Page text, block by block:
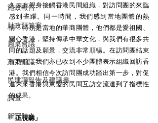
施政報告
財政預算案
圓桌會議
政策倡議
民建聯報告及建議書
調查
新冠肺炎
久未有親身接觸香港民間組織，對訪問團的來臨
感到雀躍。同一時間，我們感到當地團體的熱
情，特別是當地的華商團體，他們都是愛祖國、
關心香港，堅持傳承中華文化，與我們有很多共
同的話題及願景，交流非常順暢。在訪問團結束
行程前，我們亦已收到不少團體表示組織回訪香
港。我們相信今次訪問團成功踏出第一步，對促
進未來香港與東盟的民間互訪交流達到了指標性
的成果。
「正視聽」